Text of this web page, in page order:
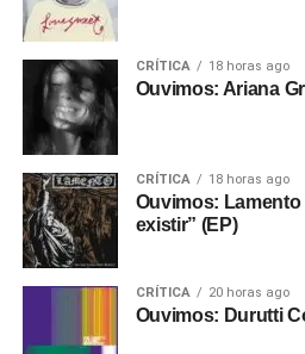
CRÍTICA 18 horas ago
Ouvimos: Ariana
CRÍTICA 18 horas ago
Ouvimos:
existir” (EP)
CRÍTICA 20 horas ago
Ouvimos: Durutti